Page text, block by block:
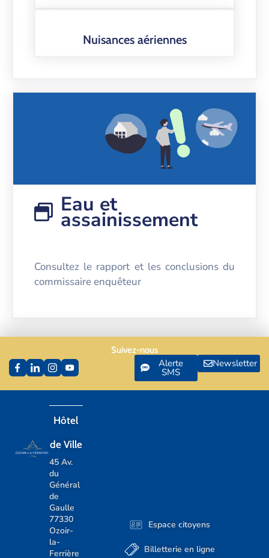
Nuisances aériennes
Eau et
assainissement
Consultez le rapport et les conclusions du
commissaire enquêteur
Hôtel
de Ville
45 Av.
du
Général
de
Gaulle
77330
Ozoir-
la-
Ferrière
Espace citoyens
Billetterie en ligne
Suivez-nous
Alerte
SMS
Newsletter